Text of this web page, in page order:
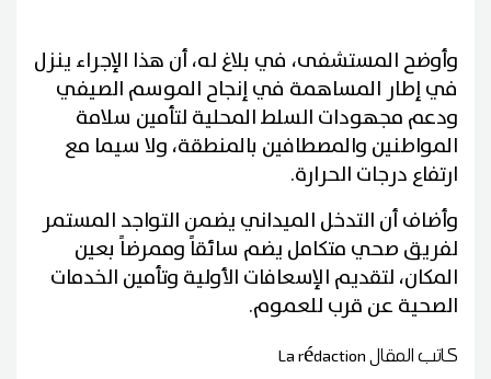
وأوضح المستشفى، في بلاغ له، أن هذا الإجراء ينزل
في إطار المساهمة في إنجاح الموسم الصيفي
ودعم مجهودات السلط المحلية لتأمين سلامة
المواطنين والمصطافين بالمنطقة، ولا سيما مع
ارتفاع درجات الحرارة.
وأضاف أن التدخل الميداني يضمن التواجد المستمر
لفريق صحي متكامل يضم سائقاً وممرضاً بعين
المكان، لتقديم الإسعافات الأولية وتأمين الخدمات
الصحية عن قرب للعموم.
كاتب المقالLa rédaction